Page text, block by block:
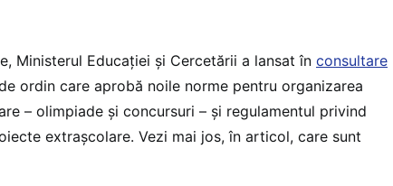
Ministerul Educației și Cercetării a lansat în consultare
ordin care aprobă noile norme pentru organizarea
– olimpiade și concursuri – și regulamentul privind
extrașcolare. Vezi mai jos, în articol, care sunt